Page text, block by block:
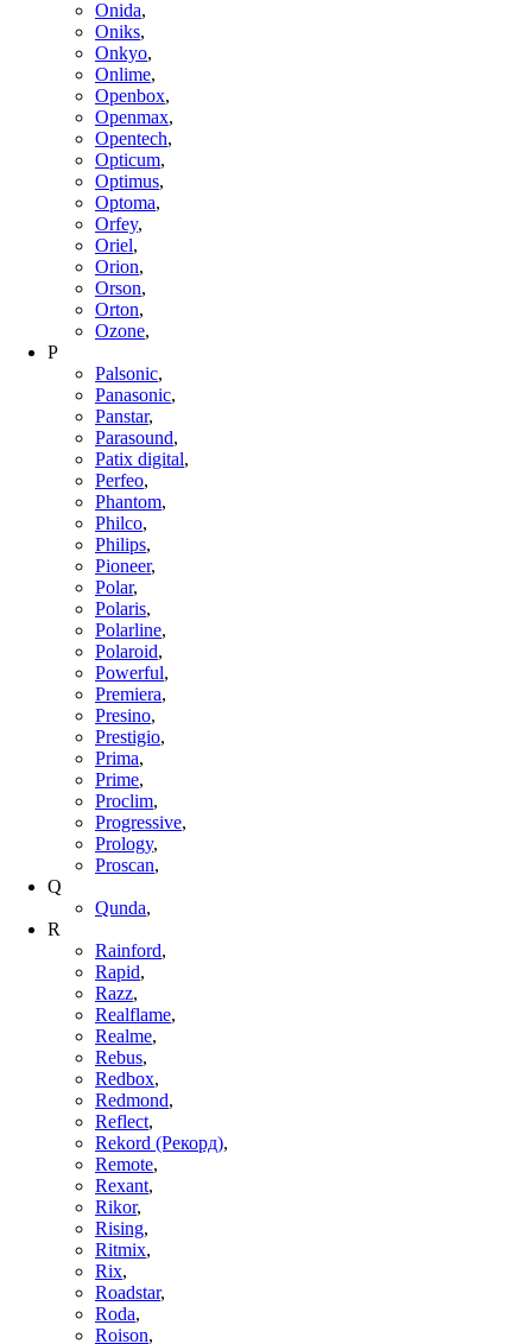
Onida,
Oniks,
Onkyo,
Onlime,
Openbox,
Openmax,
Opentech,
Opticum,
Optimus,
Optoma,
Orfey,
Oriel,
Orion,
Orson,
Orton,
Ozone,
P
Palsonic,
Panasonic,
Panstar,
Parasound,
Patix digital,
Perfeo,
Phantom,
Philco,
Philips,
Pioneer,
Polar,
Polaris,
Polarline,
Polaroid,
Powerful,
Premiera,
Presino,
Prestigio,
Prima,
Prime,
Proclim,
Progressive,
Prology,
Proscan,
Q
Qunda,
R
Rainford,
Rapid,
Razz,
Realflame,
Realme,
Rebus,
Redbox,
Redmond,
Reflect,
Rekord (Рекорд),
Remote,
Rexant,
Rikor,
Rising,
Ritmix,
Rix,
Roadstar,
Roda,
Roison,